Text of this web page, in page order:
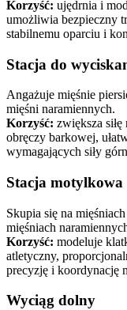
Korzyść: ujędrnia i
umożliwia bezpieczny
stabilnemu oparciu i
Stacja do
Angażuje mięśnie
mięśni naramiennych.
Korzyść: zwiększa
obręczy barkowej,
wymagających siły
Stacja motylkowa
Skupia się na
mięśniach
Korzyść: modeluje
atletyczny,
precyzję i koordynację
Wyciąg dolny